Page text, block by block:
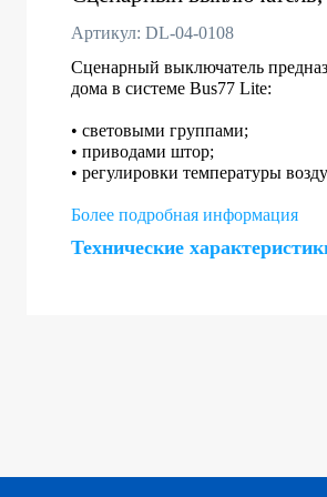
Артикул: DL-04-0108
Сценарный выключатель
дома в системе Bus77 Lite:
• световыми группами;
• приводами штор;
• регулировки температуры
Более подробная информация
Технические